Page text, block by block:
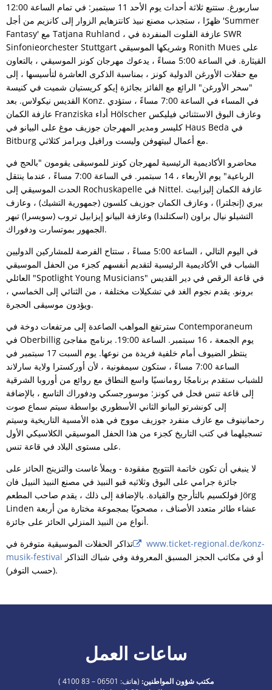
ساربورغ. ستتبع ثلاثة أحداث يوم الأحد 11 سبتمبر: في تمام الساعة 12:00
ظهرًا ، ستجذب مصنع نبيذ كانتزهايم الزوار إلى كانزيم من أجل 'Summer
Fantasy' مع Tatjana Ruhland ، عازفة الفلوت المنفردة في SWR
Sinfonieorchester Stuttgart وشريكها الموسيقي Ronith Mues على
القيثارة. في الساعة 5:00 مساءً ، يدعوك مهرجان كونز الموسيقي ، بالتعاون
مع حفلات الأورغن الدولية كونز ، بمناسبة الذكرى العاشرة لتأسيسها ، إلى
"سحر الأورغن" الرائع مع الفائز بجائزة إيكو كريستيان شميت في كنيسة
القديس نيكولاس. بعد Konz. في المساء في الساعة 7:00 مساءً ، ستؤدي
عازفة الكمان Franziska أداء Hölscher وعازف البوق الاستثنائي فيليكس
كليسر ومدير المهرجان جوزيف موغ على البيانو في Haus Beda في
Bitburg مع أعمال لبيتهوفن وليست ورافيل وبرامز كثلاثي.
محاضرو الأكاديمية الرئيسية لمهرجان كونز للموسيقى يقومون "بالحج في
الرباعية" يوم الأربعاء ، 14 سبتمبر. في الساعة 7:00 مساءً ، عندما ينتقل
الحدث الموسيقي إلى Rochuskapelle في Nittel. عازفة الكمان إليزابيث
بيري (إنجلترا) ، وعازف الكمان جوزيف كلسون (جمهورية التشيك) ، وعازف
التشيلو نيال براون (اسكتلندا) وعازفة البيانو إيزابيل تروب (سويسرا) تبهر
الجمهور بموتسارت ودفوراك.
في اليوم التالي ، الساعة 5:00 مساءً ، ستتاح الفرصة للمشاركين الدوليين
الشباب في الأكاديمية الرئيسية لتقديم أنفسهم كجزء من الحفل الموسيقي
العائلي "Spotlight Young Musicians" في قاعة الرقص في دير القديس
برونو. يقدم نجوم الغد في تشكيلات مختلفة ، من الثنائي إلى الخماسي ،
ويؤدون موسيقى الحجرة.
سترتفع المواهب الصاعدة إلى مرتفعات دوخة في Contemporaneum
في Oberbillig يوم الجمعة ، 16 سبتمبر. الساعة 19:00. برنامج مفاجئ
ينتظر الضيوف أمام خلفية فريدة من نوعها. يوم السبت 17 سبتمبر في
الساعة 7:00 مساءً ، ستكون سيمفونية ، لأن أوركسترا ولاية سارلاند
للشباب ستقدم برنامجًا رومانسيًا واسع النطاق مع روائع من أوروبا الشرقية
إلى قاعة تنس فحل في كونز: موسورجسكي ودفوراك التاسع ، بالإضافة
إلى كونشرتو البيانو الثاني الأسطوري بواسطة سيتم سماع صوت
رحمانينوف مع عازف منفرد جوزيف مووج في هذه الأمسية التاريخية وسيتم
تسجيلهما في كتب التاريخ كجزء من هذا الحفل الموسيقي الكلاسيكي الأول
على مستوى البلاد في قاعة تنس.
لا ينبغي أن تكون خاتمة التتويج مفقودة - ويملأ غاست والتزينج الحائز على
جائزة جرامي على البوق وثلاثيه قبو النبيذ في مصنع النبيذ النبيل فان
فولكسيم بالتأرجح والقيادة. بالإضافة إلى ذلك ، يقدم صاحب المطعم Jörg
Linden عشاء طائر متعدد الأصناف ، مصحوبًا بمجموعة مختارة من أربعة
أنواع من النبيذ المنزلي الحائز على جائزة.
تذاكر الحفلات الموسيقية متوفرة في
www.ticket-regional.de/konz-
musik-festival
(حسب التوفر).
ساعات العمل
مكتب شؤون المواطنين: (هاتف:
)